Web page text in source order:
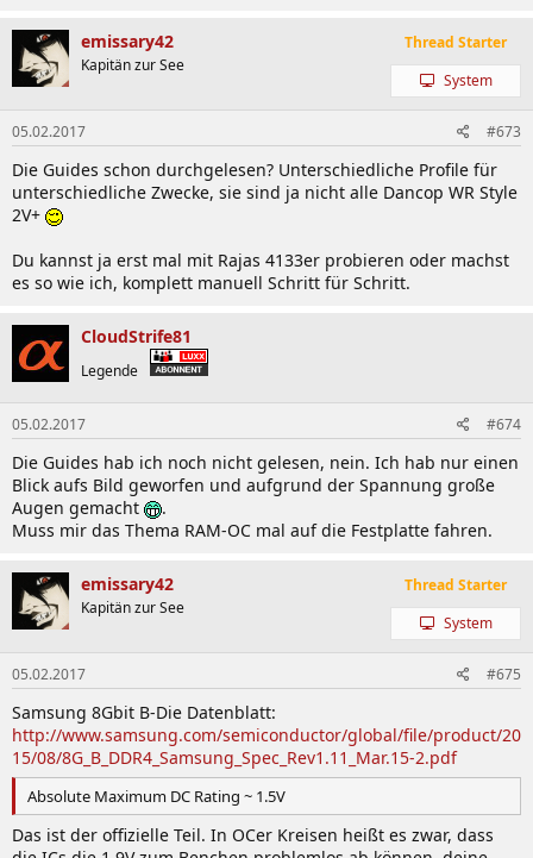
emissary42
Kapitän zur See
Thread Starter
System
05.02.2017 #673
Die Guides schon durchgelesen? Unterschiedliche Profile für
unterschiedliche Zwecke, sie sind ja nicht alle Dancop WR Style
2V+
Du kannst ja erst mal mit Rajas 4133er probieren oder machst
es so wie ich, komplett manuell Schritt für Schritt.
CloudStrife81
Legende
05.02.2017 #674
Die Guides hab ich noch nicht gelesen, nein. Ich hab nur einen
Blick aufs Bild geworfen und aufgrund der Spannung große
Augen gemacht
.
Muss mir das Thema RAM-OC mal auf die Festplatte fahren.
emissary42
Kapitän zur See
Thread Starter
System
05.02.2017 #675
Samsung 8Gbit B-Die Datenblatt:
http://www.samsung.com/semiconductor/global/file/product/20
15/08/8G_B_DDR4_Samsung_Spec_Rev1.11_Mar.15-2.pdf
Absolute Maximum DC Rating ~ 1.5V
Das ist der offizielle Teil. In OCer Kreisen heißt es zwar, dass